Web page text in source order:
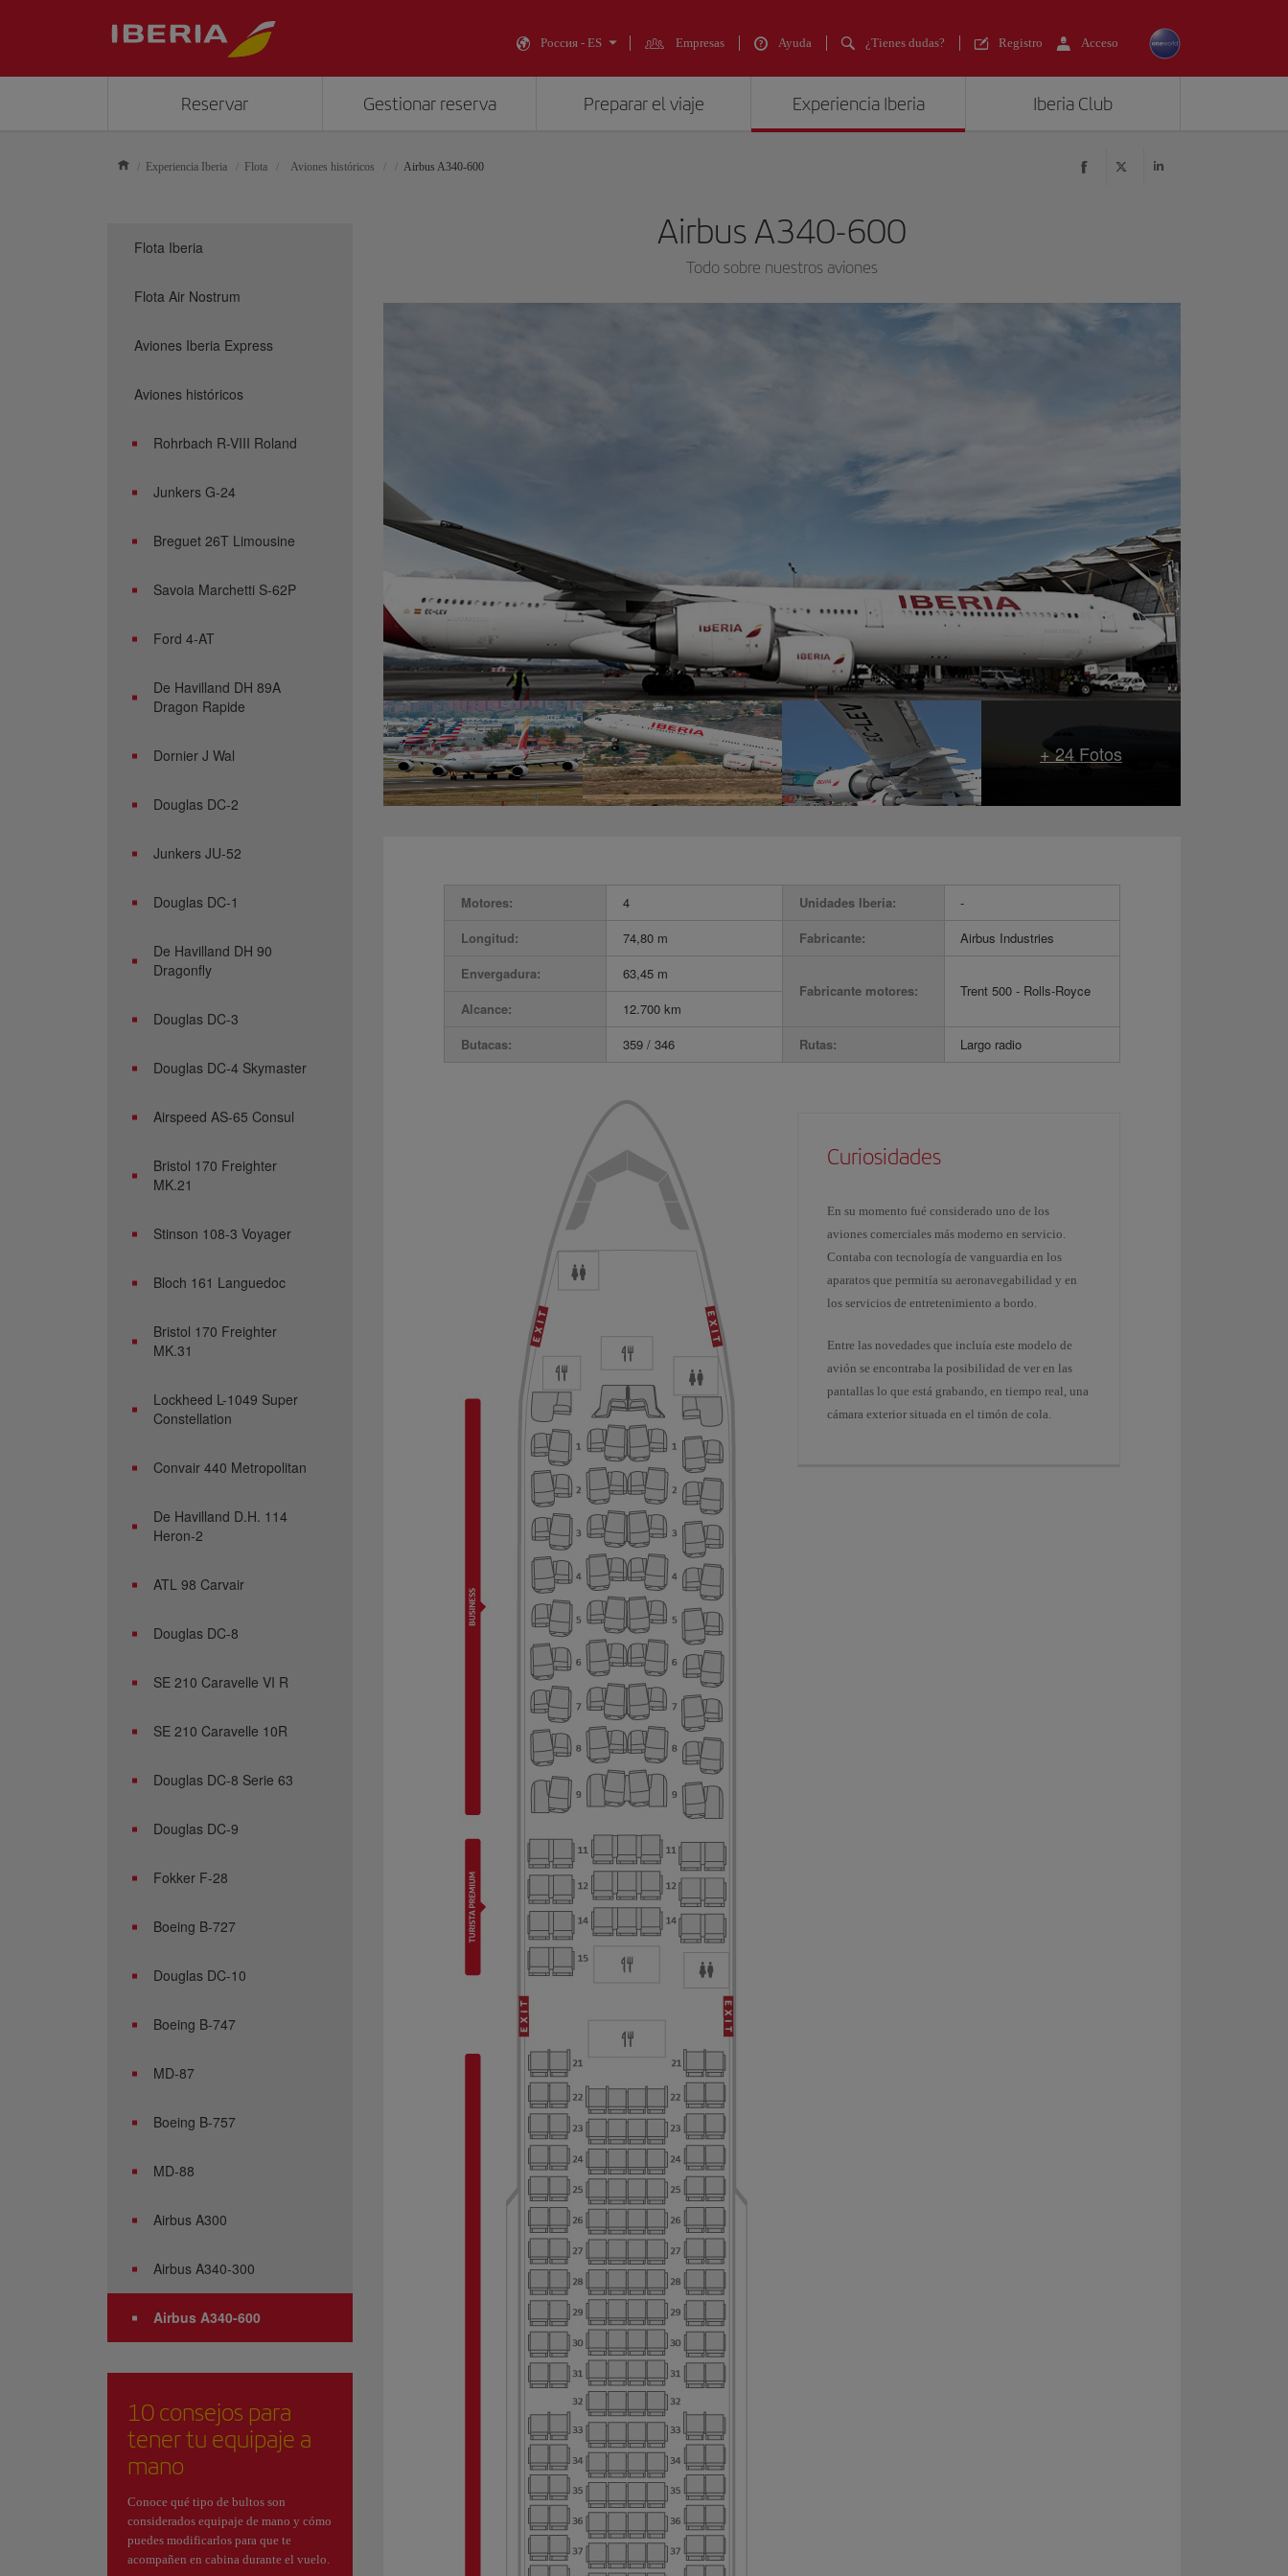
Россия - ES Empresas Ayuda ¿Tienes dudas? Registro Acceso
Reservar Gestionar reserva Preparar el viaje Experiencia Iberia Iberia Club
Experiencia Iberia Flota Aviones históricos Airbus A340-600
Airbus A340-600
Todo sobre nuestros aviones
Motores: 4 Unidades Iberia:
-
Longitud:
74,80 m Fabricante:
Airbus Industries
Envergadura:
63,45 m
Fabricante motores:
Trent 500 - Rolls-Royce
Alcance:
12.700 km
Butacas:
359 / 346 Rutas: Largo radio
Curiosidades
En su momento fué considerado uno de los
aviones comerciales más moderno en servicio.
Contaba con tecnología de vanguardia en los
aparatos que permitía su aeronavegabilidad y en
los servicios de entretenimiento a bordo.
Entre las novedades que incluía este modelo de
avión se encontraba la posibilidad de ver en las
pantallas lo que está grabando, en tiempo real, una
cámara exterior situada en el timón de cola.
Flota Iberia
Flota Air Nostrum
Aviones Iberia Express
Aviones históricos
Rohrbach R-VIII Roland
Junkers G-24
Breguet 26T Limousine
Savoia Marchetti S-62P
Ford 4-AT
De Havilland DH 89A
Dragon Rapide
Dornier J Wal
Douglas DC-2
Junkers JU-52
Douglas DC-1
De Havilland DH 90
Dragonfly
Douglas DC-3
Douglas DC-4 Skymaster
Airspeed AS-65 Consul
Bristol 170 Freighter
MK.21
Stinson 108-3 Voyager
Bloch 161 Languedoc
Bristol 170 Freighter
MK.31
Lockheed L-1049 Super
Constellation
Convair 440 Metropolitan
De Havilland D.H. 114
Heron-2
ATL 98 Carvair
Douglas DC-8
SE 210 Caravelle VI R
SE 210 Caravelle 10R
Douglas DC-8 Serie 63
Douglas DC-9
Fokker F-28
Boeing B-727
Douglas DC-10
Boeing B-747
MD-87
Boeing B-757
MD-88
Airbus A300
Airbus A340-300
Airbus A340-600
10 consejos para
tener tu equipaje a
mano
Conoce qué tipo de bultos son
considerados equipaje de mano y cómo
puedes modificarlos para que te
acompañen en cabina durante el vuelo.